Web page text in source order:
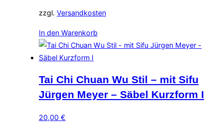
zzgl. Versandkosten
In den Warenkorb
Tai Chi Chuan Wu Stil – mit Sifu
Jürgen Meyer – Säbel Kurzform I
20,00 €